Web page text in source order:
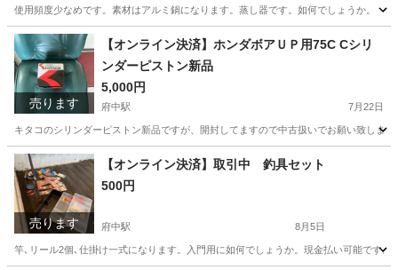
使用頻度少なめです。素材はアルミ鍋になります。蒸し器です。如何でしょうか。
広島 府中市 府中駅 カーペット/マット/ラグ
売ります
【オンライン決済】ホンダボアＵＰ用75C Cシリ
ンダーピストン新品
5,000円
府中駅 7月22日
キタコのシリンダーピストン新品ですが、開封してますので中古扱いでお願い致しま
広島 府中市 府中駅 バイク シリンダー
売ります
【オンライン決済】取引中 釣具セット
500円
府中駅 8月5日
竿､リール2個､仕掛け一式になります。入門用に如何でしょうか。現金払い可能です。